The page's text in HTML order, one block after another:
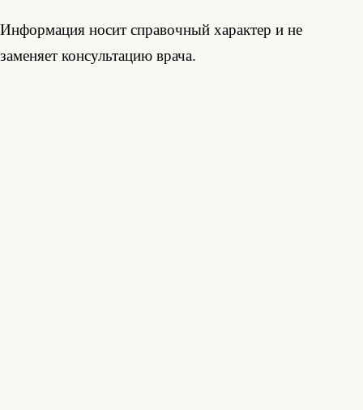
Информация носит справочный характер и не
заменяет консультацию врача.